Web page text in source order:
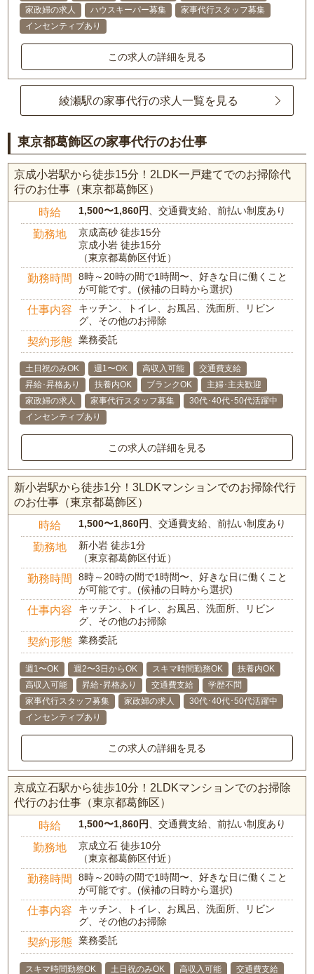
家政婦の求人
ハウスキーパー募集
家事代行スタッフ募集
インセンティブあり
この求人の詳細を見る
綾瀬駅の家事代行の求人一覧を見る
東京都葛飾区の家事代行のお仕事
京成小岩駅から徒歩15分！2LDK一戸建てでのお掃除代
行のお仕事（東京都葛飾区）
時給 1,500〜1,860円 、交通費支給、前払い制度あり
勤務地
京成高砂 徒歩15分
京成小岩 徒歩15分
（東京都葛飾区付近）
勤務時間
8時～20時の間で1時間〜、好きな日に働くこと
が可能です。(候補の日時から選択)
仕事内容
キッチン、トイレ、お風呂、洗面所、リビン
グ、その他のお掃除
契約形態 業務委託
土日祝のみOK 週1〜OK 高収入可能
交通費支給
昇給･昇格あり
扶養内OK ブランクOK
主婦･主夫歓迎
家政婦の求人
家事代行スタッフ募集
30代･40代･50代活躍中
インセンティブあり
この求人の詳細を見る
新小岩駅から徒歩1分！3LDKマンションでのお掃除代行
のお仕事（東京都葛飾区）
時給 1,500〜1,860円 、交通費支給、前払い制度あり
勤務地
新小岩 徒歩1分
（東京都葛飾区付近）
勤務時間
8時～20時の間で1時間〜、好きな日に働くこと
が可能です。(候補の日時から選択)
仕事内容
キッチン、トイレ、お風呂、洗面所、リビン
グ、その他のお掃除
契約形態 業務委託
週1〜OK 週2〜3日からOK スキマ時間勤務OK
扶養内OK
高収入可能
昇給･昇格あり 交通費支給
学歴不問
家事代行スタッフ募集
家政婦の求人
30代･40代･50代活躍中
インセンティブあり
この求人の詳細を見る
京成立石駅から徒歩10分！2LDKマンションでのお掃除
代行のお仕事（東京都葛飾区）
時給 1,500〜1,860円 、交通費支給、前払い制度あり
勤務地
京成立石 徒歩10分
（東京都葛飾区付近）
勤務時間
8時～20時の間で1時間〜、好きな日に働くこと
が可能です。(候補の日時から選択)
仕事内容
キッチン、トイレ、お風呂、洗面所、リビン
グ、その他のお掃除
契約形態 業務委託
スキマ時間勤務OK 土日祝のみOK 高収入可能 交通費支給